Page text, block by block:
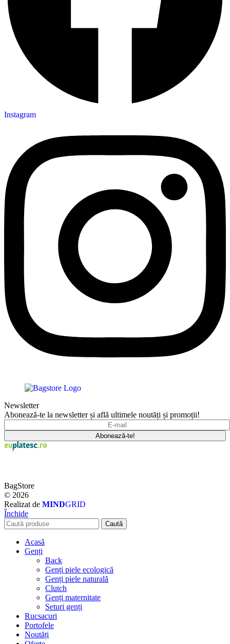
Instagram
Newsletter
Abonează-te la newsletter și află ultimele noutăți și promoții!
BagStore
© 2026
Realizat de MINDGRID
Închide
Caută
Acasă
Genți
Back
Genți piele ecologică
Genți piele naturală
Clutch
Genți maternitate
Seturi genți
Rucsacuri
Portofele
Noutăți